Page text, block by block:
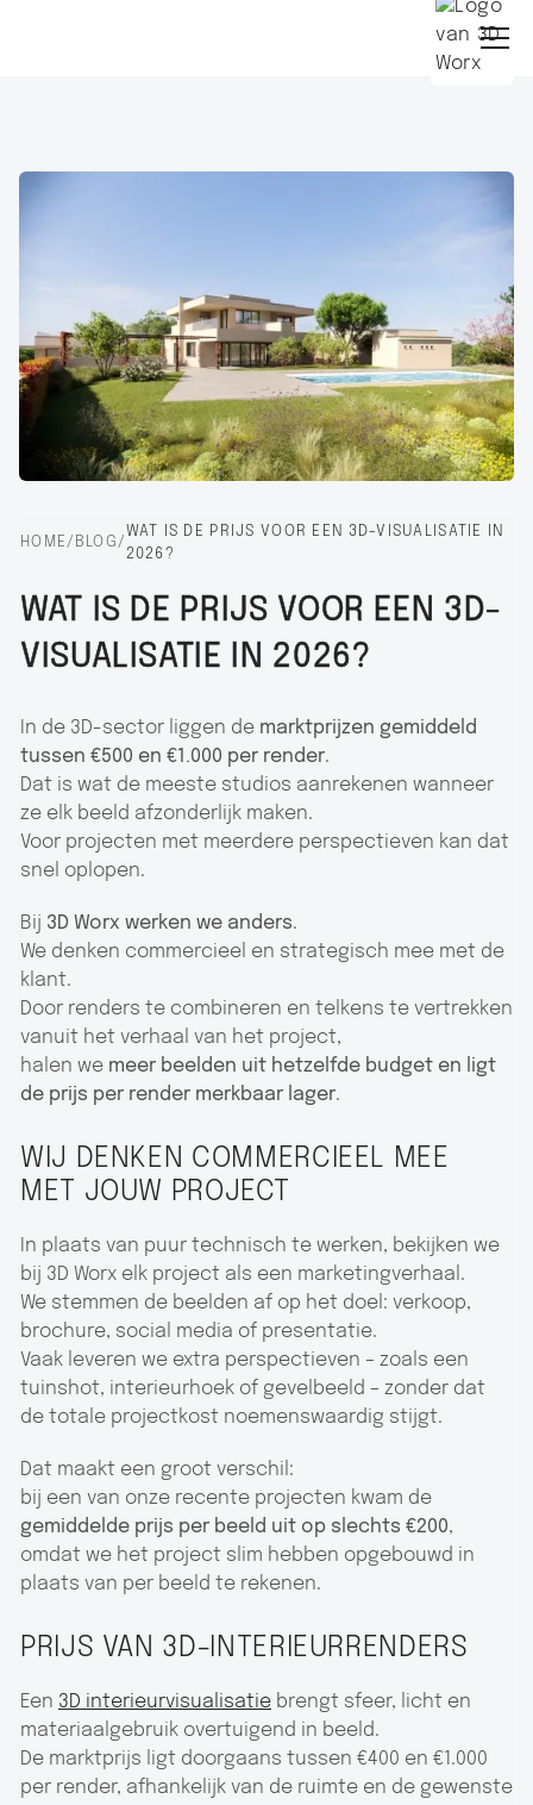
HOME / BLOG /
WAT IS DE PRIJS VOOR EEN 3D-VISUALISATIE IN
2026?
WAT IS DE PRIJS VOOR EEN 3D-
VISUALISATIE IN 2026?
In de 3D-sector liggen de marktprijzen gemiddeld
tussen €500 en €1.000 per render.
Dat is wat de meeste studios aanrekenen wanneer
ze elk beeld afzonderlijk maken.
Voor projecten met meerdere perspectieven kan dat
snel oplopen.
Bij 3D Worx werken we anders.
We denken commercieel en strategisch mee met de
klant.
Door renders te combineren en telkens te vertrekken
vanuit het verhaal van het project,
halen we meer beelden uit hetzelfde budget en ligt
de prijs per render merkbaar lager.
WIJ DENKEN COMMERCIEEL MEE
MET JOUW PROJECT
In plaats van puur technisch te werken, bekijken we
bij 3D Worx elk project als een marketingverhaal.
We stemmen de beelden af op het doel: verkoop,
brochure, social media of presentatie.
Vaak leveren we extra perspectieven – zoals een
tuinshot, interieurhoek of gevelbeeld – zonder dat
de totale projectkost noemenswaardig stijgt.
Dat maakt een groot verschil:
bij een van onze recente projecten kwam de
gemiddelde prijs per beeld uit op slechts €200,
omdat we het project slim hebben opgebouwd in
plaats van per beeld te rekenen.
PRIJS VAN 3D-INTERIEURRENDERS
Een 3D interieurvisualisatie brengt sfeer, licht en
materiaalgebruik overtuigend in beeld.
De marktprijs ligt doorgaans tussen €400 en €1.000
per render, afhankelijk van de ruimte en de gewenste